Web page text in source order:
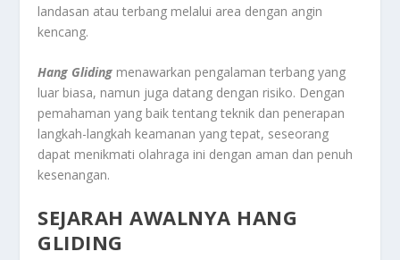
landasan atau terbang melalui area dengan angin
kencang.
Hang Gliding menawarkan pengalaman terbang yang
luar biasa, namun juga datang dengan risiko. Dengan
pemahaman yang baik tentang teknik dan penerapan
langkah-langkah keamanan yang tepat, seseorang
dapat menikmati olahraga ini dengan aman dan penuh
kesenangan.
SEJARAH AWALNYA HANG
GLIDING